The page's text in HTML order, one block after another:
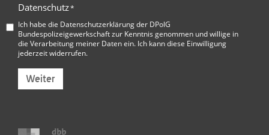
Datenschutz*
Ich habe die Datenschutzerklärung der DPolG
Bundespolizeigewerkschaftzur Kenntnis genommen und willige in
die Verarbeitung meiner Daten ein. Ich kann diese Einwilligung
jederzeit widerrufen.
Weiter